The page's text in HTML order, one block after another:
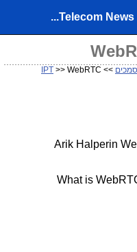
Telecom News
>>
IPT >> WebRTC
Arik Halperin
What is